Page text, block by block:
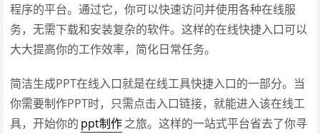
程序的平台。通过它，你可以快速访问并使用各种在线服
务，无需下载和安装复杂的软件。这样的在线快捷入口可以
大大提高你的工作效率，简化日常任务。
简洁生成PPT在线入口就是在线工具快捷入口的一部分。当
你需要制作PPT时，只需点击入口链接，就能进入该在线工
具，开始你的 ppt制作之旅。这样的一站式平台省去了你寻